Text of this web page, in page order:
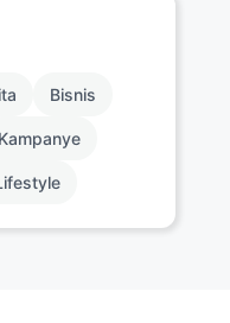
Bisnis
Kampanye